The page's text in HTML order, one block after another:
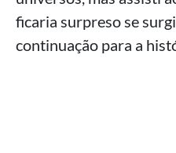
ficaria surpreso se
continuação para a